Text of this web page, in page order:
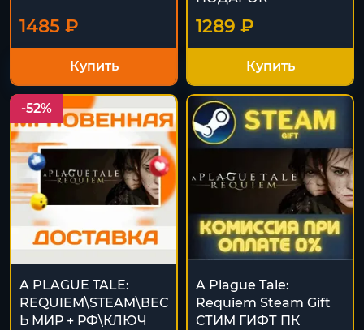
1485 ₽
Купить
1289 ₽
Купить
-52%
A PLAGUE TALE:
REQUIEM\STEAM\ВЕС
Ь МИР + РФ\КЛЮЧ
A Plague Tale:
Requiem Steam Gift
СТИМ ГИФТ ПК